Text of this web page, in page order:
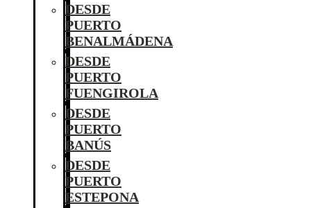
DESDE
PUERTO
BENALMÁDENA
DESDE
PUERTO
FUENGIROLA
DESDE
PUERTO
BANÚS
DESDE
PUERTO
ESTEPONA